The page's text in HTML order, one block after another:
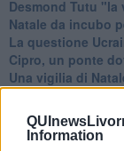
Information
Desmond Tutu "la
Natale da incubo
La questione
Cipro, un ponte
Una vigilia di
La questione
Erdogan continua
Libano, collasso